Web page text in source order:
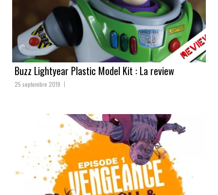
Buzz Lightyear Plastic Model Kit : La review
25 septembre 2019